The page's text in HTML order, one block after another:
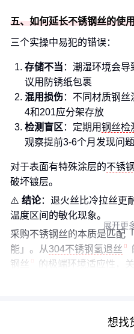
五、如何延长不锈钢丝的使用
三个实操中易犯的错误：
存储不当 ：潮湿环境会
议用防锈纸包裹
混用损伤：不同材质钢
4和201应分架存放
检测盲区 ：定期用钢丝检
观察提前3-6个月发现问题
对于表面有特殊涂层的不锈
破坏镀层。
⚠️ 结论：退火丝比冷拉丝更
温度区间的敏化现象。
采购不锈钢丝的本质是匹配
能」。从304不锈钢氢退丝
钢丝
的极端环境适应性，
展开更
想找